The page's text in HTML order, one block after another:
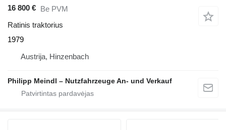
16 800 € Be PVM
Ratinis traktorius
1979
Austrija, Hinzenbach
Philipp Meindl – Nutzfahrzeuge An- und Verkauf